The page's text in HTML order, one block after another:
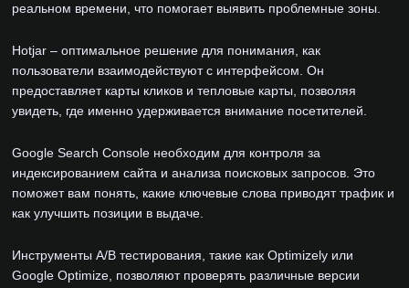
реальном времени, что помогает выявить проблемные зоны.
Hotjar – оптимальное решение для понимания, как
пользователи взаимодействуют с интерфейсом. Он
предоставляет карты кликов и тепловые карты, позволяя
увидеть, где именно удерживается внимание посетителей.
Google Search Console необходим для контроля за
индексированием сайта и анализа поисковых запросов. Это
поможет вам понять, какие ключевые слова приводят трафик и
как улучшить позиции в выдаче.
Инструменты A/B тестирования, такие как Optimizely или
Google Optimize, позволяют проверять различные версии